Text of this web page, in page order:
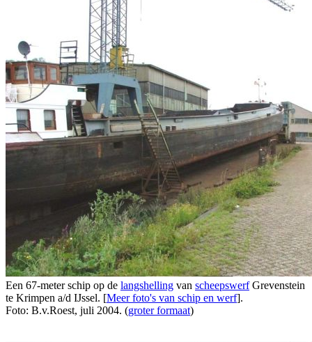
Een 67-meter schip op de langshelling van scheepswerfGrevenstein
te Krimpen a/d IJssel. [Meer foto's van schip en werf].
Foto: B.v.Roest, juli 2004. (groter formaat)